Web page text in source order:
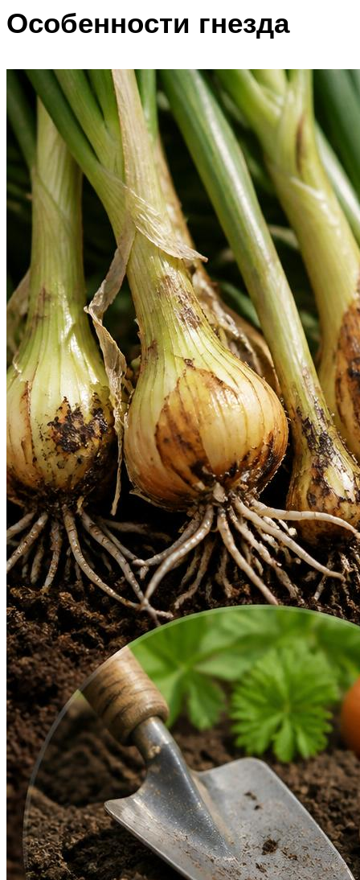
Особенности гнезда